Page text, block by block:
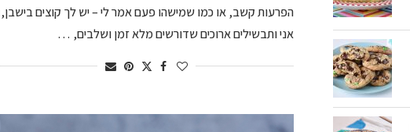
הפרעות קשב, או כמו שמישהו פעם אמר לי – יש לך קוצים בישבן,
אני ותבשילים ארוכים שדורשים מלא זמן ושלבים, …